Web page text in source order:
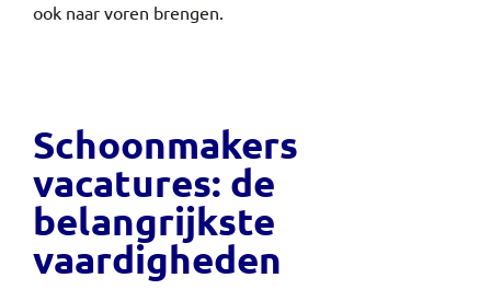
ook naar voren brengen.
Schoonmakers
vacatures: de
belangrijkste
vaardigheden